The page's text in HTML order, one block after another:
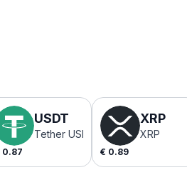
USDT
Tether USDt
0.87
XRP
XRP
€ 0.89